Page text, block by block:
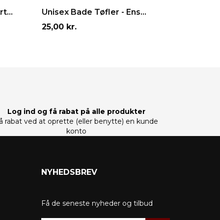
Unisex Bade Tøfler - Ens...
Pris
25,00 kr.
Log ind og få rabat på alle produkter
rabat ved at oprette (eller benytte) en kunde
konto
NYHEDSBREV
Få de seneste nyheder og tilbud